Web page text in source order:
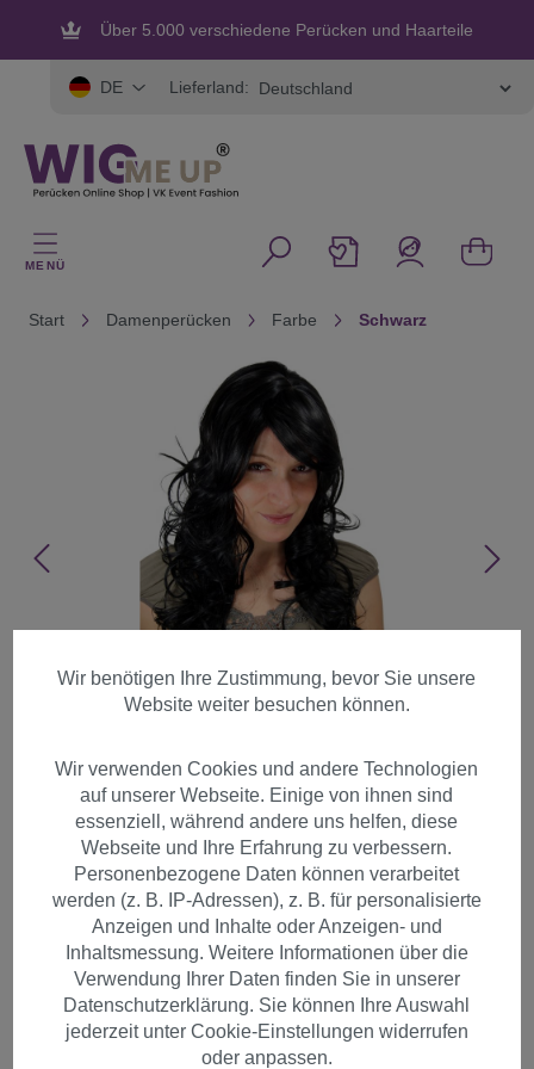
springenÜber 5.000 verschiedene Perücken und Haarteile
Flexible und sichere Zahlung
DE Lieferland:
MENÜ
Start Damenperücken Farbe Schwarz
Lockige schwarze Damen
Perücke langhaarig 9329-1B
Wir benötigen Ihre Zustimmung, bevor Sie unsere
Website weiter besuchen können.
Wir verwenden Cookies und andere Technologien
auf unserer Webseite. Einige von ihnen sind
essenziell, während andere uns helfen, diese
Webseite und Ihre Erfahrung zu verbessern.
Personenbezogene Daten können verarbeitet
werden (z. B. IP-Adressen), z. B. für personalisierte
Anzeigen und Inhalte oder Anzeigen- und
Inhaltsmessung. Weitere Informationen über die
Verwendung Ihrer Daten finden Sie in unserer
Datenschutzerklärung. Sie können Ihre Auswahl
jederzeit unter Cookie-Einstellungen widerrufen
oder anpassen.